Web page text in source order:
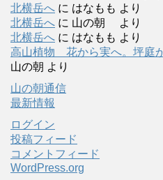
北横岳へ に はなもも より
北横岳へ に 山の朝
より
北横岳へ に はなもも より
高山植物 花から実へ。坪庭
山の朝 より
山の朝通信
最新情報
ログイン
投稿フィード
コメントフィード
WordPress.org